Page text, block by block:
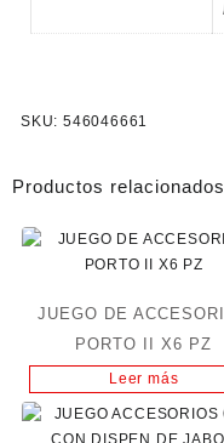
SKU: 546046661
Productos relacionados
JUEGO DE
PORTO II X6 PZ
Leer más